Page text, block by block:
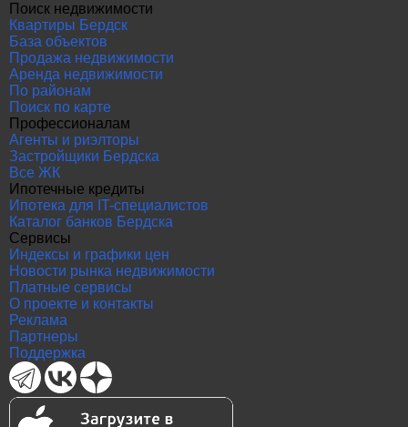
Поиск недвижимости
Квартиры Бердск
База объектов
Продажа недвижимости
Аренда недвижимости
По районам
Поиск по карте
Профессионалам
Агенты и риэлторы
Застройщики Бердска
Все ЖК
Ипотечные кредиты
Ипотека для IT-специалистов
Каталог банков Бердска
Сервисы
Индексы и графики цен
Новости рынка недвижимости
Платные сервисы
О проекте и контакты
Реклама
Партнеры
Поддержка